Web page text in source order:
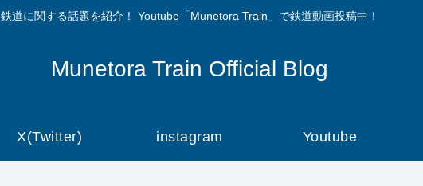
鉄道に関する話題を紹介！ Youtube「Munetora Train」で鉄道動画投稿中！
Munetora Train Official Blog
X(Twitter) instagram Youtube